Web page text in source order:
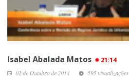
Isabel Abalada Matos 21:14
02 de Outubro de 2014 595 visualizações